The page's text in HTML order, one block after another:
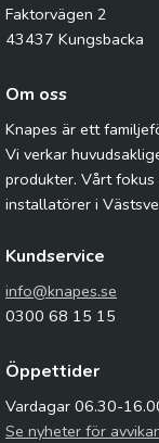
Faktorvägen 2
43437 Kungsbacka
Om oss
Knapes är ett
Vi verkar
produkter. Vårt
installatörer i
Kundservice
info@knapes.se
0300 68 15 15
Öppettider
Vardagar 06.30-
Se nyheter för